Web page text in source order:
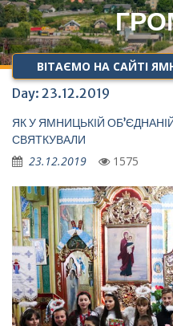
ВІТАЄМО НА САЙТІ
Day: 23.12.2019
ЯК У ЯМНИЦЬКІЙ
СВЯТКУВАЛИ
23.12.2019 1575